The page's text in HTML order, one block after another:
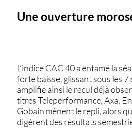
Une ouverture
L’indiceCAC 40a entamé la
forte baisse, glissant sous les 7
amplifie ainsi le recul déjà
titres Teleperformance, Axa,
Gobain mènent le repli, alors
digèrent des résultats